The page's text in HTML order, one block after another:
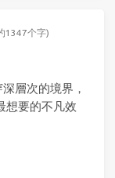
1347个字)
層次的境界，
想要的不凡效